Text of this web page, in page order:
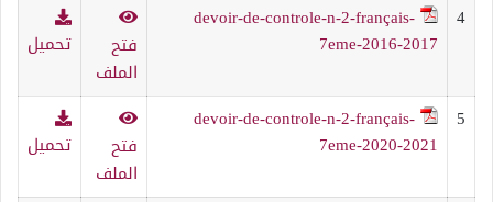
4
devoir-de-controle-n-2-français-
7eme-2016-2017
فتح
الملف
تحميل
5
devoir-de-controle-n-2-français-
7eme-2020-2021
فتح
الملف
تحميل